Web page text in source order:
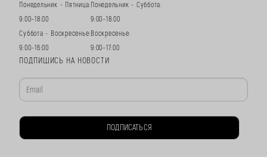
Понедельник - Пятница:
9:00–18:00
Суббота - Воскресенье:
9:00–16:00
Понедельник - Суббота:
9:00–18:00
Воскресенье:
9:00–17:00
ПОДПИШИСЬ НА НОВОСТИ
ПОДПИСАТЬСЯ